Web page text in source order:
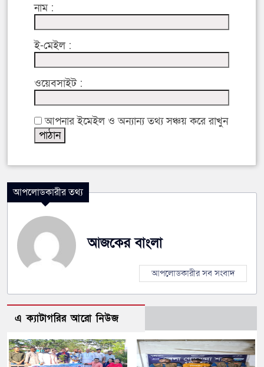
নাম :
ই-মেইল :
ওয়েবসাইট :
আপনার ইমেইল ও অন্যান্য তথ্য সঞ্চয় করে রাখুন
আপলোডকারীর তথ্য
আজকের বাংলা
আপলোডকারীর সব সংবাদ
এ ক্যাটাগরির আরো নিউজ